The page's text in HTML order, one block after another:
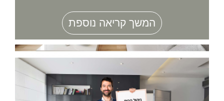
המשך קריאה נוספת